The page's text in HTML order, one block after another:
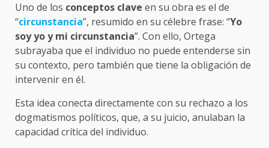
Uno de los conceptos clave en su obra es el de
“circunstancia”, resumido en su célebre frase: “Yo
soy yo y mi circunstancia”. Con ello, Ortega
subrayaba que el individuo no puede entenderse sin
su contexto, pero también que tiene la obligación de
intervenir en él.
Esta idea conecta directamente con su rechazo a los
dogmatismos políticos, que, a su juicio, anulaban la
capacidad crítica del individuo.